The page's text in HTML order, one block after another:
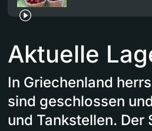
Aktuelle
In Griechenland
sind geschlossen
und Tankstellen. Der